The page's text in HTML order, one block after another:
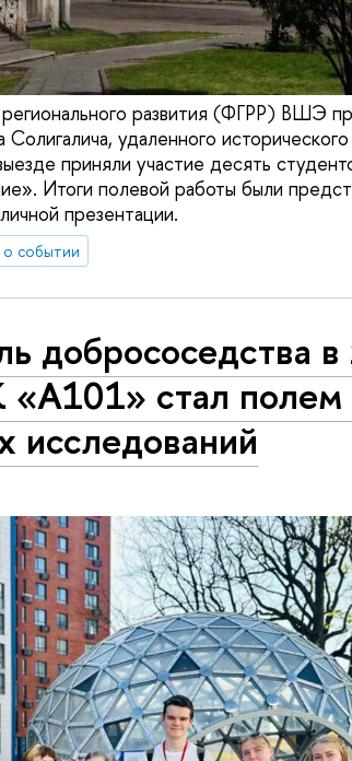
регионального развития (ФГРР) ВШЭ
удаленного
приняли участие десять
Итоги полевой работы были
презентации.
событии
добрососедства
«А101» стал
исследований